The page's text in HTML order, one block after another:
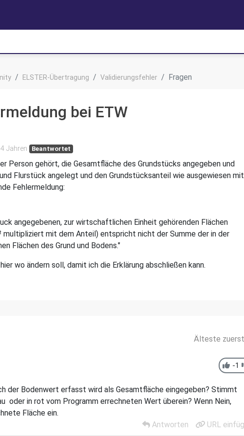
ELSTER-Übertragung Validierungsfehler Fragen
bei ETW
Jahren Beantwortet
Person gehört, die Gesamtfläche des Grundstücks angegeben und
Flurstück angelegt und den Grundstücksanteil wie ausgewiesen mit
Fehlermeldung:
angegebenen, zur wirtschaftlichen Einheit gehörenden Flächen
multipliziert mit dem Anteil) entspricht nicht der Summe der in der
Flächen des Grund und Bodens."
wo ändern soll, damit ich die Erklärung abschließen kann.
Älteste zuerst
-1
der Bodenwert erfasst wird als Gesamtfläche eingegeben? Stimmt
oder in rot vom Programm errechneten Wert überein? Wenn Nein,
Fläche ein.
Antworten
URL